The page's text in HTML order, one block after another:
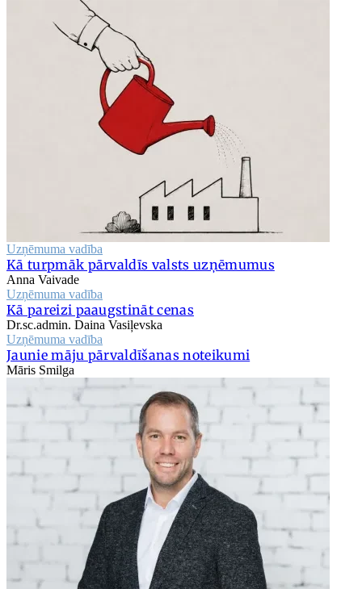
Uzņēmuma vadība
Kā turpmāk pārvaldīs valsts uzņēmumus
Anna Vaivade
Uzņēmuma vadība
Kā pareizi paaugstināt cenas
Dr.sc.admin. Daina Vasiļevska
Uzņēmuma vadība
Jaunie māju pārvaldīšanas noteikumi
Māris Smilga